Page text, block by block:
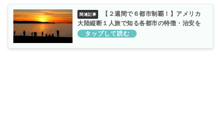
【２週間で６都市制覇！】アメリカ
大陸縦断１人旅で知る各都市の特徴・治安を
紹介